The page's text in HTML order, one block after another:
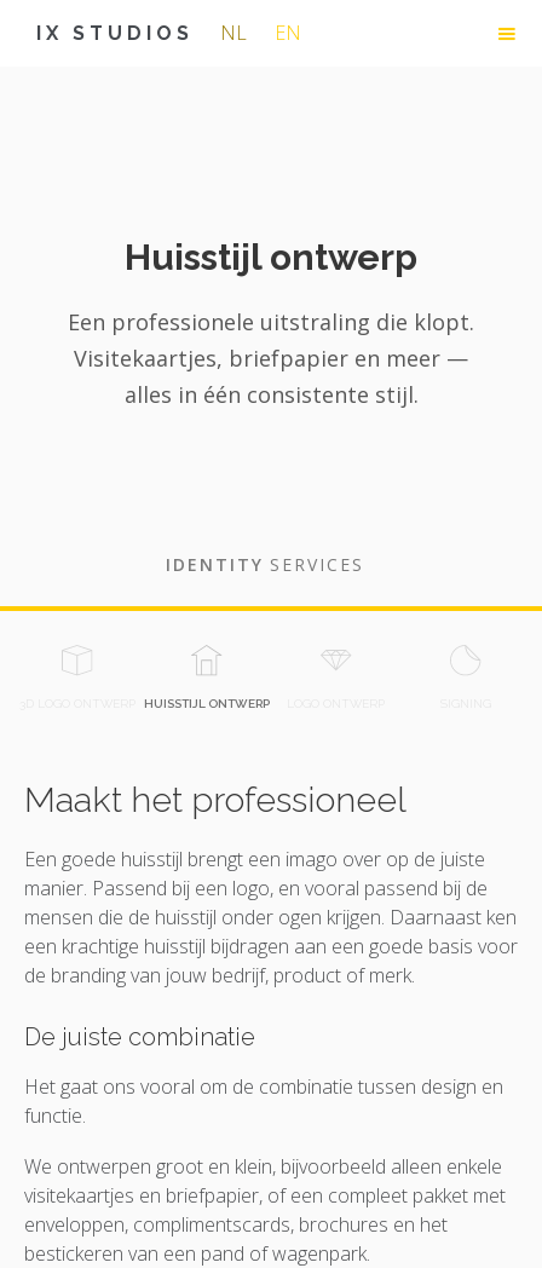
IX STUDIOS NL EN
Huisstijl ontwerp
Een professionele uitstraling die klopt.
Visitekaartjes, briefpapier en meer —
alles in één consistente stijl.
IDENTITY SERVICES
HUISSTIJL ONTWERP
Maakt het professioneel
Een goede huisstijl brengt een imago over op de juiste
manier. Passend bij een logo, en vooral passend bij de
mensen die de huisstijl onder ogen krijgen. Daarnaast ken
een krachtige huisstijl bijdragen aan een goede basis voor
de branding van jouw bedrijf, product of merk.
De juiste combinatie
Het gaat ons vooral om de combinatie tussen design en
functie.
We ontwerpen groot en klein, bijvoorbeeld alleen enkele
visitekaartjes en briefpapier, of een compleet pakket met
enveloppen, complimentscards, brochures en het
bestickeren van een pand of wagenpark.